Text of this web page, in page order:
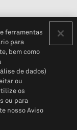
(em inglês)
Global
ferramentas
para
bem como
de dados)
ou
os
ou para
nosso Aviso